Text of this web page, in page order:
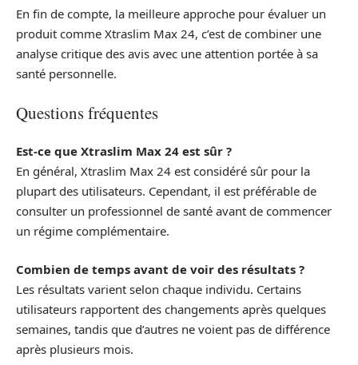
En fin de compte, la meilleure approche pour évaluer un
produit comme Xtraslim Max 24, c’est de combiner une
analyse critique des avis avec une attention portée à sa
santé personnelle.
Questions fréquentes
Est-ce que Xtraslim Max 24 est sûr ?
En général, Xtraslim Max 24 est considéré sûr pour la
plupart des utilisateurs. Cependant, il est préférable de
consulter un professionnel de santé avant de commencer
un régime complémentaire.
Combien de temps avant de voir des résultats ?
Les résultats varient selon chaque individu. Certains
utilisateurs rapportent des changements après quelques
semaines, tandis que d’autres ne voient pas de différence
après plusieurs mois.